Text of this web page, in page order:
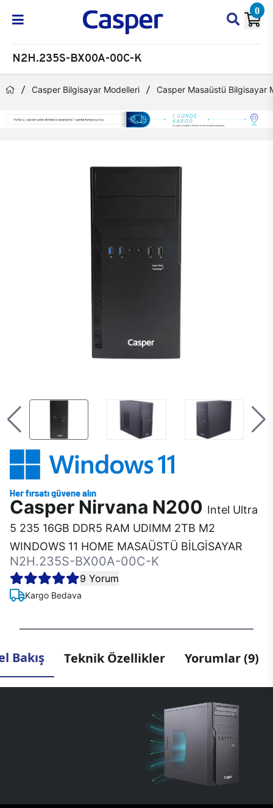
0
N2H.235S-BX00A-00C-K
Casper Bilgisayar Modelleri Casper Masaüstü Bilgisayar
Casper Nirvana N200 Intel Ultra
5 235 16GB DDR5 RAM UDIMM 2TB M2
WINDOWS 11 HOME MASAÜSTÜ BİLGİSAYAR
N2H.235S-BX00A-00C-K
9 Yorum
Kargo Bedava
Bakış Teknik Özellikler Yorumlar (9)